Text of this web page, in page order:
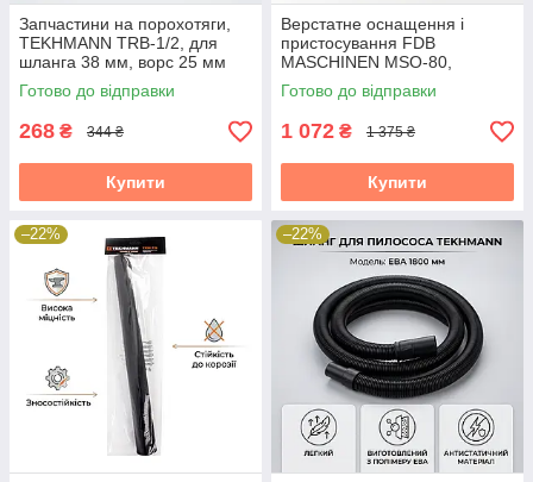
Запчастини на порохотяги,
TEKHMANN TRB-1/2, для
шланга 38 мм, ворс 25 мм
Готово до відправки
268 ₴ 344 ₴
Купити
Верстатне оснащення і
пристосування FDB
MASCHINEN MSO-80,
розкриття 60 мм
Готово до відправки
1 072 ₴ 1 375 ₴
Купити
–22% –22%